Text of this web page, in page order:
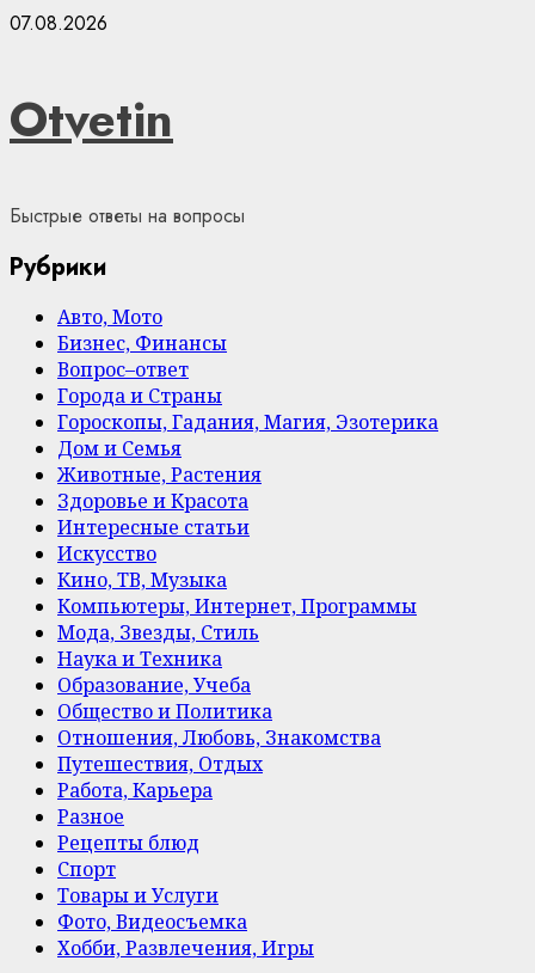
Skip
07.08.2026
Otvetin
Быстрые ответы на вопросы
Рубрики
Авто, Мото
Бизнес, Финансы
Вопрос–ответ
Города и Страны
Гороскопы, Гадания, Магия, Эзотерика
Дом и Семья
Животные, Растения
Здоровье и Красота
Интересные статьи
Искусство
Кино, ТВ, Музыка
Компьютеры, Интернет, Программы
Мода, Звезды, Стиль
Наука и Техника
Образование, Учеба
Общество и Политика
Отношения, Любовь, Знакомства
Путешествия, Отдых
Работа, Карьера
Разное
Рецепты блюд
Спорт
Товары и Услуги
Фото, Видеосъемка
Хобби, Развлечения, Игры